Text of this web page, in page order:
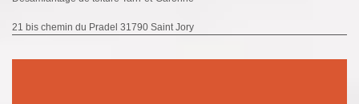
21 bis chemin du Pradel 31790 Saint Jory